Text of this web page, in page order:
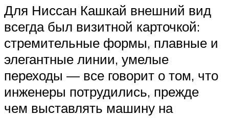
Для Ниссан Кашкай внешний вид
всегда был визитной карточкой:
стремительные формы, плавные и
элегантные линии, умелые
переходы — все говорит о том, что
инженеры потрудились, прежде
чем выставлять машину на